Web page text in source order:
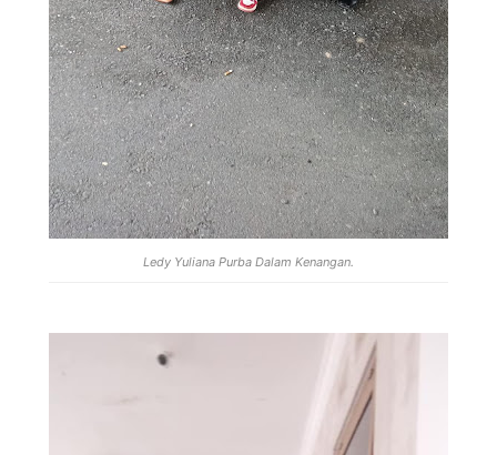
Ledy Yuliana Purba Dalam Kenangan.